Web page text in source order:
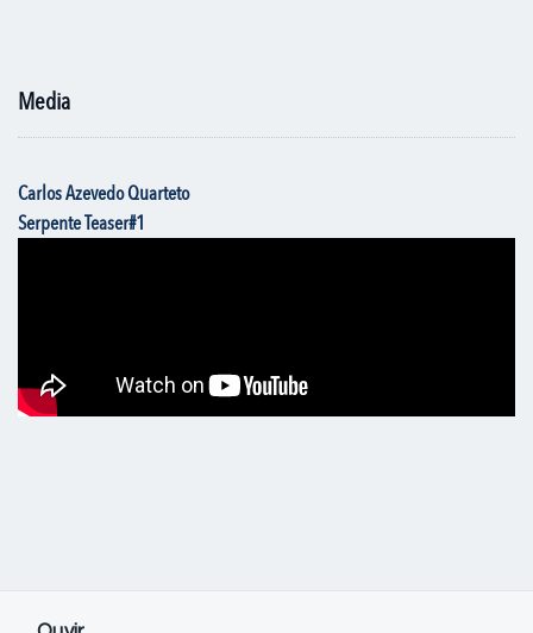
Media
Carlos Azevedo Quarteto
Serpente Teaser#1